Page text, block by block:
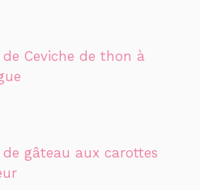
de Ceviche de thon à
de gâteau aux carottes